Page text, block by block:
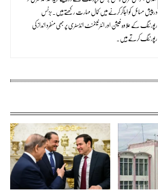
درپیش مسائل کو اجاگر کرنے میں کمال مہارت رکھتے ہیں۔ بزنس
رپورٹنگ کے علاوہ فیشن اور انٹرٹینمنٹ انڈسٹری پر بھی منفرد انداز کی
رپورٹنگ کرتے ہیں۔